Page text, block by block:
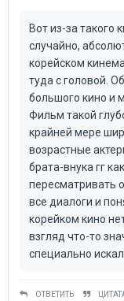
Вот из-за такого
случайно,
корейском
туда с головой.
большого кино и
Фильм такой
крайней мере
возрастные
брата-внука гг
пересматривать
все диалоги и
корейком кино
взгляд что-то
специально
ОТВЕТИТЬ